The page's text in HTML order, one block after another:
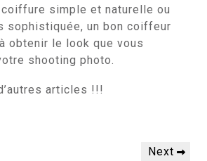
simple et naturelle ou
sophistiquée, un bon coiffeur
obtenir le look que vous
shooting photo.
articles !!!
Next
Next